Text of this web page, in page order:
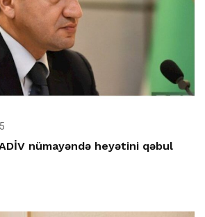
nümayəndə heyətini qəbul